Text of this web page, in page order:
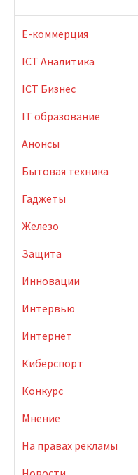
E-коммерция
ICT Аналитика
ICT Бизнес
IT образование
Анонсы
Бытовая техника
Гаджеты
Железо
Защита
Инновации
Интервью
Интернет
Киберспорт
Конкурс
Мнение
На правах рекламы